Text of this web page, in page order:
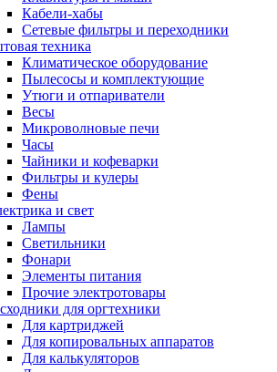
Кабели-хабы
Сетевые фильтры и переходники
техника
Климатическое оборудование
Пылесосы и комплектующие
Утюги и отпариватели
Весы
Микроволновые печи
Часы
Чайники и кофеварки
Фильтры и кулеры
Фены
и свет
Лампы
Светильники
Фонари
Элементы питания
Прочие электротовары
для оргтехники
Для картриджей
Для копировальных аппаратов
Для калькуляторов